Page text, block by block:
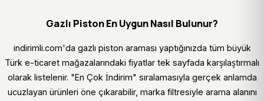
Gazlı Piston En Uygun Nasıl Bulunur?
indirimli.com'da gazlı piston araması yaptığınızda tüm büyük
Türk e-ticaret mağazalarındaki fiyatlar tek sayfada karşılaştırmalı
olarak listelenir. "En Çok İndirim" sıralamasıyla gerçek anlamda
ucuzlayan ürünleri öne çıkarabilir, marka filtresiyle arama alanını